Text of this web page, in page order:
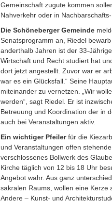
Gemeinschaft zugute kommen
Nahverkehr oder in
Die Schöneberger Gemeinde
Senatsprogramm an, Riedel
anderthalb Jahren ist der 33-
Wirtschaft und Recht studiert hat
dort jetzt angestellt. Zuvor war er
war es ein Glücksfall.“ Seine
miteinander zu vernetzen. „Wir
werden“, sagt Riedel. Er ist
Betreuung und Koordination der in
auch bei Veranstaltungen aktiv.
Ein wichtiger Pfeilerfür die
und Veranstaltungen offen
verschlossenes Bollwerk des
Kirche täglich von 12 bis 18 Uhr
Angebot wahr. Aus ganz
sakralen Raums, wollen eine Kerze
Andere – Kunst- und